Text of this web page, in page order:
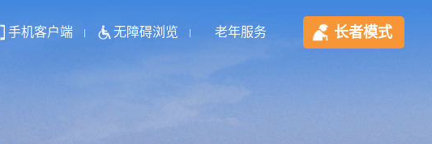
手机客户端 无障碍浏览 老年服务 长者模式